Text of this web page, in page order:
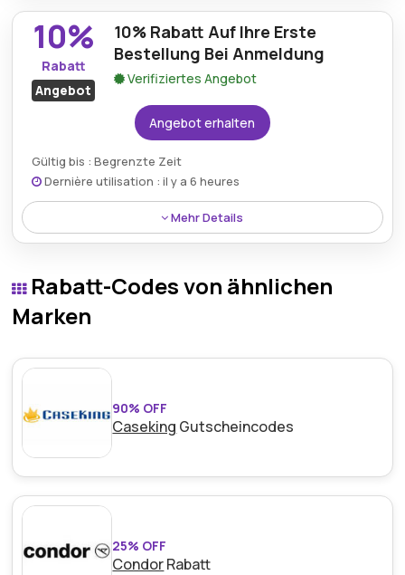
Sicherheitskit â€“ ideal, um Ihren Hausschutz mit
einem einzigen Paket zu erweitern.
10%
Rabatt
Angebot
10% Rabatt Auf Ihre Erste
Bestellung Bei Anmeldung
Verifiziertes Angebot
Angebot erhalten
Gültig bis : Begrenzte Zeit
Dernière utilisation : il y a 6 heures
Mehr Details
Neukunden, die sich Ã¼ber Yale anmelden, erhalten
Bestellung.
Rabatt-Codes von ähnlichen
Marken
90% OFF
Caseking Gutscheincodes
25% OFF
CondorRabatt